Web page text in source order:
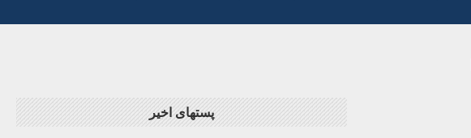
پستهای اخیر